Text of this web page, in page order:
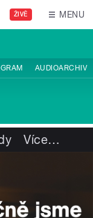
ŽIVĚ MENU
AUDIOARCHIV
Více…